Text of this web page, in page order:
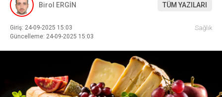
Birol ERGİN TÜM YAZILARI
Giriş: 24-09-2025 15:03
Güncelleme: 24-09-2025 15:03
Sağlık